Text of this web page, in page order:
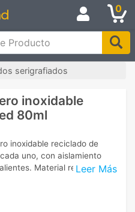
0
serigrafiados
inoxidable
80ml
Leer Más
inoxidable reciclado de
uno, con aislamiento
Material reutilizable.